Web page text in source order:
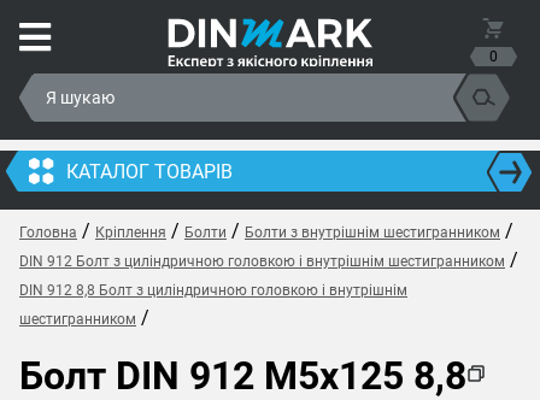
0
КАТАЛОГ ТОВАРІВ
Головна / Кріплення / Болти / Болти з внутрішнім шестигранником /
DIN 912 Болт з циліндричною головкою і внутрішнім шестигранником /
DIN 912 8,8 Болт з циліндричною головкою і внутрішнім
шестигранником /
Болт DIN 912 M5x125 8,8